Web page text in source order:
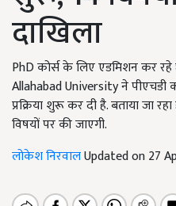
दाखिला
PhD कोर्स के लिए एडमिशन कर
Allahabad University ने
प्रक्रिया शुरू कर दी है. बताया जा
विषयों पर की जाएगी.
लोकेश निरवालUpdated on 27